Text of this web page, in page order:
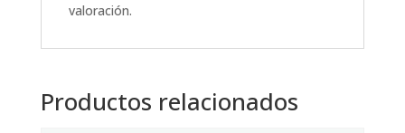
valoración.
Productos relacionados